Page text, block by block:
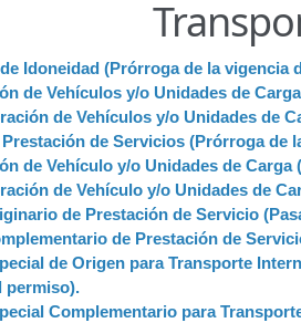
Licencia para
Otorgamiento de autorización
Certificación de Prestación de
Trámites en Línea Paso a Paso
Licencia para Conducir Cuarto
Licencia para Conducir Segundo
Idoneidad (Prórroga de la vigencia
de Vehículos y/o Unidades de
de Vehículos y/o Unidades de
de Servicios (Prórroga de
de Vehículo y/o Unidades de
de Vehículo y/o Unidades de
de Prestación de Servicio
de Prestación de
de Origen para Transporte
permiso).
Complementario para